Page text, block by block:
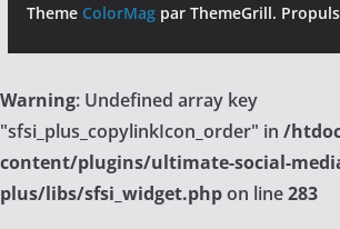
Theme ColorMag par ThemeGrill.
Warning: Undefined array key
"sfsi_plus_copylinkIcon_order" in /
content/plugins/ultimate-social-
plus/libs/sfsi_widget.phpon line283